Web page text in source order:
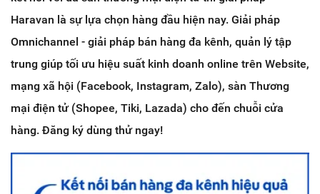
Haravan là sự lựa chọn hàng đầu hiện nay. Giải pháp
Omnichannel - giải pháp bán hàng đa kênh, quản lý tập
trung giúp tối ưu hiệu suất kinh doanh online trên Website,
mạng xã hội (Facebook, Instagram, Zalo), sàn Thương
mại điện tử (Shopee, Tiki, Lazada) cho đến chuỗi cửa
hàng. Đăng ký dùng thử ngay!